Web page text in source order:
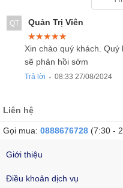
QT Quản Trị Viên
★★★★★
★★★★★
★★★★★
Xin chào quý khách.
sẽ phản hồi sớm
Trả lời ● 08:33 27/08/2024
Liên hệ
Gọi mua: 0888676728 (7:30 -
Giới thiệu
Điều khoản dịch vụ